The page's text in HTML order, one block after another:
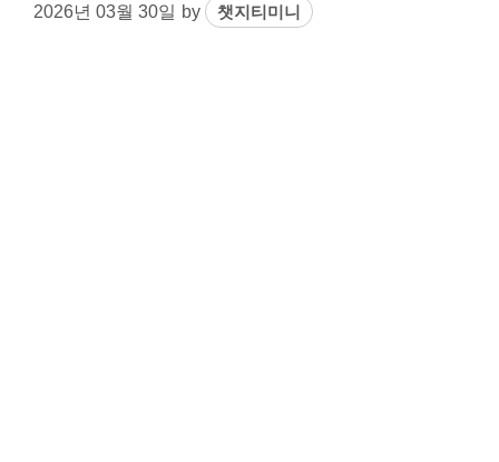
2026년 03월 30일 by 챗지티미니